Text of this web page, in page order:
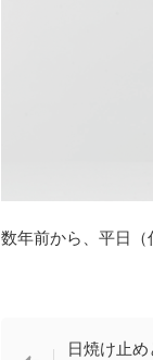
数年前から、平日（
日焼け止